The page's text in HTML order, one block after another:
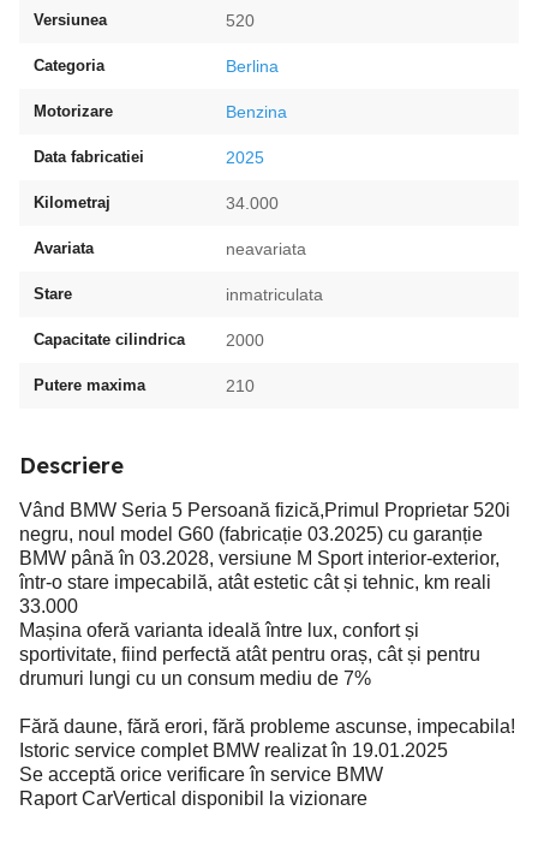
Versiunea 520
Categoria Berlina
Motorizare Benzina
Data fabricatiei 2025
Kilometraj 34.000
Avariata neavariata
Stare inmatriculata
Capacitate cilindrica 2000
Putere maxima 210
Descriere
Vând BMW Seria 5 Persoană fizică,Primul Proprietar 520i
negru, noul model G60 (fabricație 03.2025) cu garanție
BMW până în 03.2028, versiune M Sport interior-exterior,
într-o stare impecabilă, atât estetic cât și tehnic, km reali
33.000
Mașina oferă varianta ideală între lux, confort și
sportivitate, fiind perfectă atât pentru oraș, cât și pentru
drumuri lungi cu un consum mediu de 7%
Fără daune, fără erori, fără probleme ascunse, impecabila!
Istoric service complet BMW realizat în 19.01.2025
Se acceptă orice verificare în service BMW
Raport CarVertical disponibil la vizionare